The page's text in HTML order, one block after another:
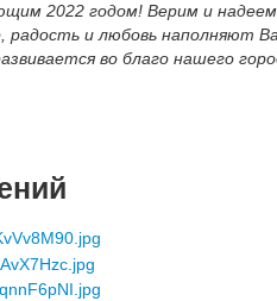
2022 годом! Верим и
радость и любовь наполняют
во благо нашего